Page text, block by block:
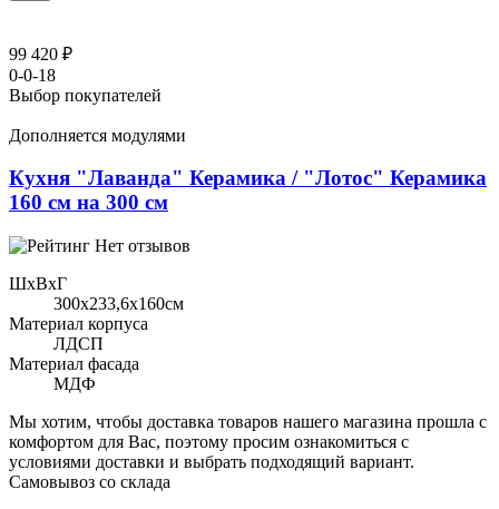
99 420 ₽
0-0-18
Выбор покупателей
Дополняется модулями
Кухня "Лаванда" Керамика / "Лотос" Керамика
160 см на 300 см
Нет отзывов
ШхВхГ
300x233,6х160см
Материал корпуса
ЛДСП
Материал фасада
МДФ
Мы хотим, чтобы доставка товаров нашего магазина прошла с
комфортом для Вас, поэтому просим ознакомиться с
условиями доставки и выбрать подходящий вариант.
Самовывоз со склада